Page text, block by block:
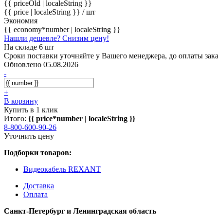
{{ priceOld | localeString }}
{{ price | localeString }} / шт
Экономия
{{ economy*number | localeString }}
Нашли дешевле? Снизим цену!
На складе 6 шт
Сроки поставки уточняйте у Вашего менеджера, до оплаты
Обновлено 05.08.2026
-
+
В корзину
Купить в 1 клик
Итого: {{ price*number | localeString }}
8-800-600-90-26
Уточнить цену
Подборки товаров:
Видеокабель REXANT
Доставка
Оплата
Санкт-Петербург и Ленинградская область